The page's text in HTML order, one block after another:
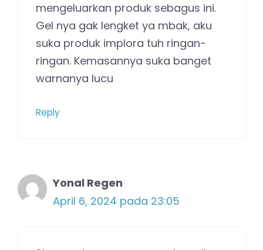
mengeluarkan produk sebagus ini.
Gel nya gak lengket ya mbak, aku
suka produk implora tuh ringan-
ringan. Kemasannya suka banget
warnanya lucu
Reply
Yonal Regen
April 6, 2024 pada 23:05